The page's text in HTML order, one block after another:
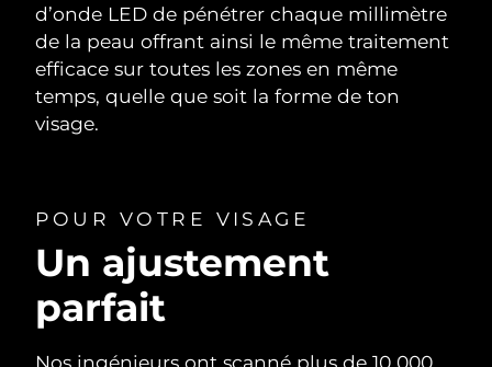
d’onde LED de pénétrer chaque millimètre
de la peau offrant ainsi le même traitement
efficace sur toutes les zones en même
temps, quelle que soit la forme de ton
visage.
POUR VOTRE VISAGE
Un ajustement
parfait